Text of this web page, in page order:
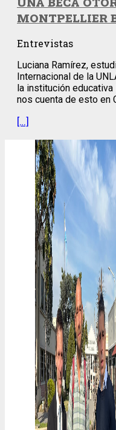
MONTPELLIER
Entrevistas
Luciana Ramírez,
Internacional de la
la institución
nos cuenta de esto en
[…]